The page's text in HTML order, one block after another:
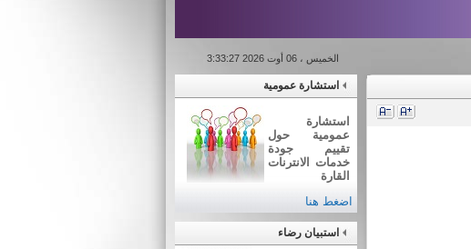
الخميس ، 06 أوت 2026 3:33:27
استشارة عمومية
استشارة
عمومية حول
تقييم جودة
خدمات الانترنات
القارة
اضغط هنا
استبيان رضاء